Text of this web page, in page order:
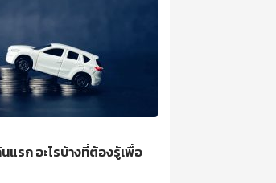
รก อะไรบ้างที่ต้องรู้เพื่อ